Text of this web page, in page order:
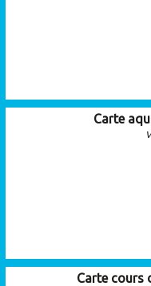
Carte
Carte cours